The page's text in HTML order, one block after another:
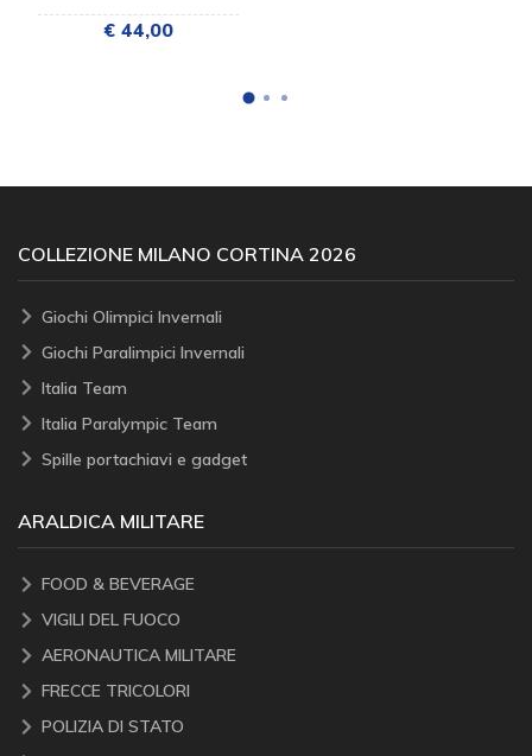
€ 44,00
COLLEZIONE MILANO CORTINA 2026
Giochi Olimpici Invernali
Giochi Paralimpici Invernali
Italia Team
Italia Paralympic Team
Spille portachiavi e gadget
ARALDICA MILITARE
FOOD & BEVERAGE
VIGILI DEL FUOCO
AERONAUTICA MILITARE
FRECCE TRICOLORI
POLIZIA DI STATO